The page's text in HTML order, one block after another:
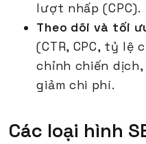
lượt nhấp (CPC).
Theo dõi và tối
(CTR, CPC, tỷ lệ
chỉnh chiến
giảm chi phí.
Các loại hình